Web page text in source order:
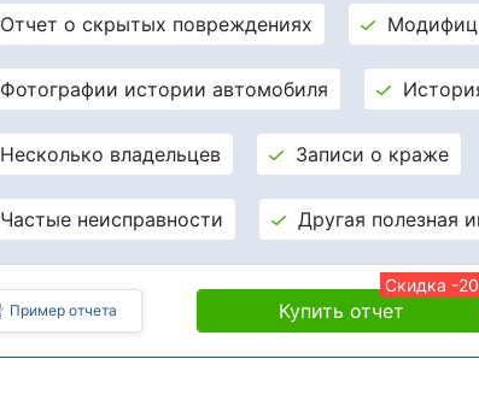
Отчет о скрытых повреждениях
Фотографии истории автомобиля
Несколько владельцев Записи о краже
Частые неисправности Другая полезная
Пример отчета
Скидка -
Купить отчет